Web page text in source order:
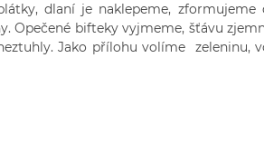
dlaní je naklepeme, zformujeme
Opečené bifteky vyjmeme, šťávu
Jako přílohu volíme zeleninu,